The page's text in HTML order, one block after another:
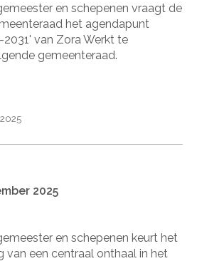
en schepenen vraagt de
het agendapunt
van Zora Werkt te
gemeenteraad.
2025
en schepenen keurt het
van een centraal onthaal in het